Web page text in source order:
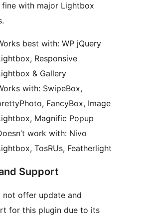
with major Lightbox
best with: WP jQuery
Responsive
& Gallery
with: SwipeBox,
FancyBox, Image
Magnific Popup
work with: Nivo
TosRUs, Featherlight
Support
not offer update and
for this plugin due to its